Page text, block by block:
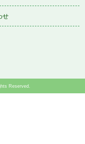
せ
Reserved.